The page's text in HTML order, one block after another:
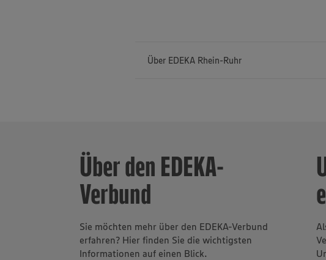
Über EDEKA Rhein-Ruhr
Getränkemärkte
Bäckerei Büsch gehören
Umsatz von rund 6,5
größten Arbeitgebern
eine Millionen Kundinnen
Sortimentsvielfalt.
Über den EDEKA-
Verbund
Sie möchten mehr über den EDEKA-Verbund
erfahren? Hier finden Sie die wichtigsten
Informationen auf einen Blick.
e